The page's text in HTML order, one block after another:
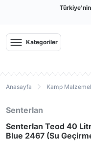
Kategoriler
Anasayfa Kamp
Senterlan
Senterlan Teod 40
Blue 2467 (Su